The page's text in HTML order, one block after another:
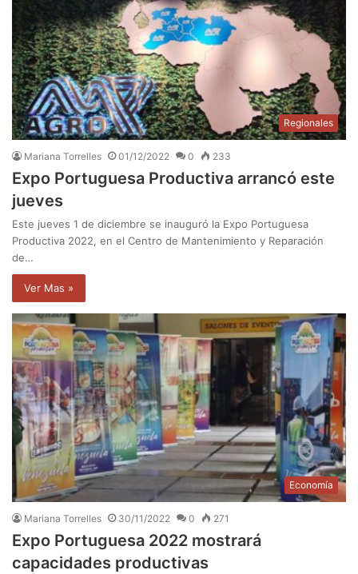
Regionales
Mariana Torrelles 01/12/2022 0 233
Expo Portuguesa Productiva arrancó este
jueves
Este jueves 1 de diciembre se inauguró la Expo Portuguesa
Productiva 2022, en el Centro de Mantenimiento y Reparación
de…
Ver Mas »
Economía
Mariana Torrelles 30/11/2022 0 271
Expo Portuguesa 2022 mostrará
capacidades productivas